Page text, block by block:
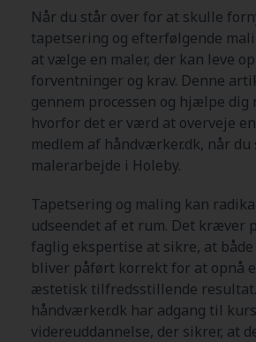
Når du står over for at skulle
tapetsering og efterfølgende
at vælge en maler, der kan leve
forventninger og krav. Denne
gennem processen og hjælpe dig
hvorfor det er værd at overveje
medlem af håndværker.dk, når
malerarbejde i Holeby.
Tapetsering og maling kan
udseendet af et rum. Det kræver
faglig ekspertise at sikre, at
bliver påført korrekt for at opnå
æstetisk tilfredsstillende
håndværker.dk har adgang til
videreuddannelse, der sikrer, at